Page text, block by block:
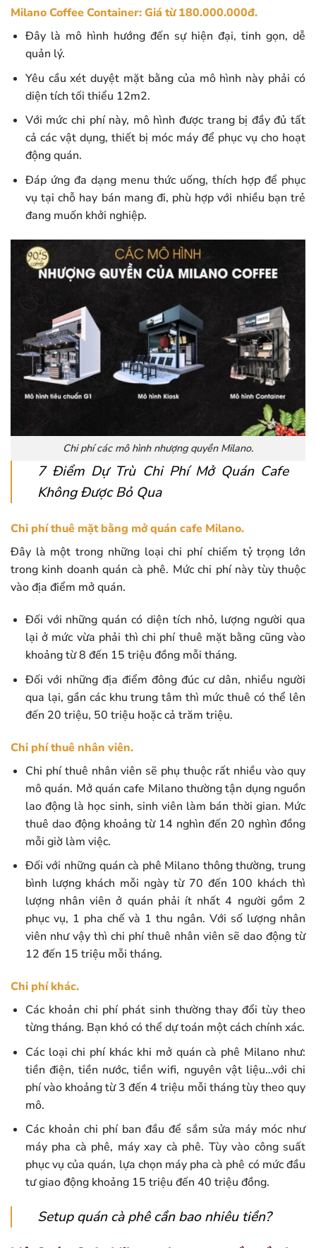
Milano Coffee Container: Giá từ 180.000.000đ.
Đây là mô hình hướng đến sự hiện đại, tinh gọn, dễ
quản lý.
Yêu cầu xét duyệt mặt bằng của mô hình này phải có
diện tích tối thiểu 12m2.
Với mức chi phí này, mô hình được trang bị đầy đủ tất
cả các vật dụng, thiết bị móc máy để phục vụ cho hoạt
động quán.
Đáp ứng đa dạng menu thức uống, thích hợp để phục
vụ tại chỗ hay bán mang đi, phù hợp với nhiều bạn trẻ
đang muốn khởi nghiệp.
Chi phí các mô hình nhượng quyền Milano.
7 Điểm Dự Trù Chi Phí Mở Quán Cafe
Không Được Bỏ Qua
Chi phí thuê mặt bằng mở quán cafe Milano.
Đây là một trong những loại chi phí chiếm tỷ trọng lớn
trong kinh doanh quán cà phê. Mức chi phí này tùy thuộc
vào địa điểm mở quán.
Đối với những quán có diện tích nhỏ, lượng người qua
lại ở mức vừa phải thì chi phí thuê mặt bằng cũng vào
khoảng từ 8 đến 15 triệu đồng mỗi tháng.
Đối với những địa điểm đông đúc cư dân, nhiều người
qua lại, gần các khu trung tâm thì mức thuê có thể lên
đến 20 triệu, 50 triệu hoặc cả trăm triệu.
Chi phí thuê nhân viên.
Chi phí thuê nhân viên sẽ phụ thuộc rất nhiều vào quy
mô quán. Mở quán cafe Milano thường tận dụng nguồn
lao động là học sinh, sinh viên làm bán thời gian. Mức
thuê dao động khoảng từ 14 nghìn đến 20 nghìn đồng
mỗi giờ làm việc.
Đối với những quán cà phê Milano thông thường, trung
bình lượng khách mỗi ngày từ 70 đến 100 khách thì
lượng nhân viên ở quán phải ít nhất 4 người gồm 2
phục vụ, 1 pha chế và 1 thu ngân. Với số lượng nhân
viên như vậy thì chi phí thuê nhân viên sẽ dao động từ
12 đến 15 triệu mỗi tháng.
Chi phí khác.
Các khoản chi phí phát sinh thường thay đổi tùy theo
từng tháng. Bạn khó có thể dự toán một cách chính xác.
Các loại chi phí khác khi mở quán cà phê Milano như:
tiền điện, tiền nước, tiền wifi, nguyên vật liệu…với chi
phí vào khoảng từ 3 đến 4 triệu mỗi tháng tùy theo quy
mô.
Các khoản chi phí ban đầu để sắm sửa máy móc như
máy pha cà phê, máy xay cà phê. Tùy vào công suất
phục vụ của quán, lựa chọn máy pha cà phê có mức đầu
tư giao động khoảng 15 triệu đến 40 triệu đồng.
Setup quán cà phê cần bao nhiêu tiền?